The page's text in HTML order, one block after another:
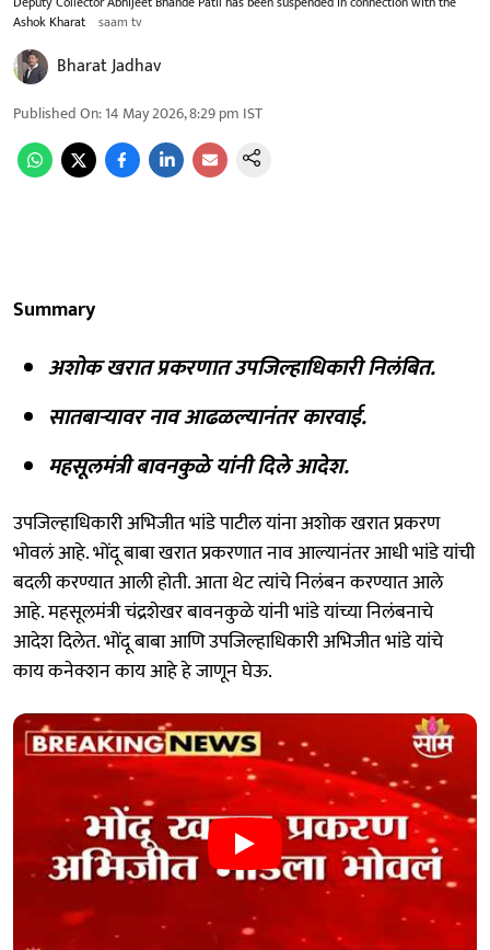
Ashok Kharat saam tv
Bharat Jadhav
Published On:14 May 2026, 8:29 pm IST
Summary
अशोक खरात प्रकरणात उपजिल्हाधिकारी निलंबित.
सातबाऱ्यावर नाव आढळल्यानंतर कारवाई.
महसूलमंत्री बावनकुळे यांनी दिले आदेश.
उपजिल्हाधिकारी अभिजीत भांडे पाटील यांना अशोक खरात प्रकरण
भोवलं आहे. भोंदू बाबा खरात प्रकरणात नाव आल्यानंतर आधी भांडे यांची
बदली करण्यात आली होती. आता थेट त्यांचे निलंबन करण्यात आले
आहे. महसूलमंत्री चंद्रशेखर बावनकुळे यांनी भांडे यांच्या निलंबनाचे
आदेश दिलेत. भोंदू बाबा आणि उपजिल्हाधिकारी अभिजीत भांडे यांचे
काय कनेक्शन काय आहे हे जाणून घेऊ.